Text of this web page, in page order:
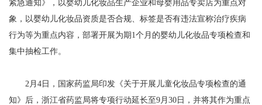
紧急通知》，以婴幼儿化妆品生产企业和母婴用品专卖店为重点对
象，以婴幼儿化妆品资质是否合规、标签是否有违法宣称治疗疾病
行为等为重点内容，部署开展为期1个月的婴幼儿化妆品专项检查和
集中抽检工作。
2月4日，国家药监局印发《关于开展儿童化妆品专项检查的通
知》后，浙江省药监局将专项行动延长至9月30日，并将其作为重点